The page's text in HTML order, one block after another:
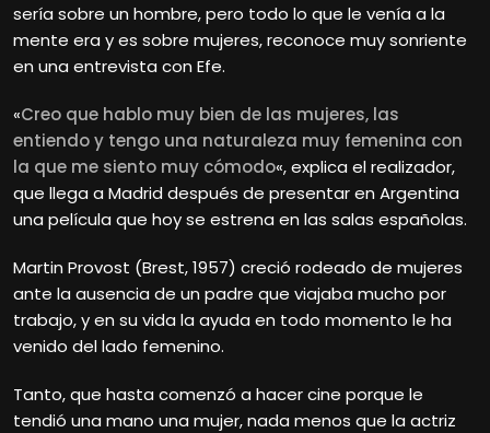
sería sobre un hombre, pero todo lo que le venía a la
mente era y es sobre mujeres, reconoce muy sonriente
en una entrevista con Efe.
«Creo que hablo muy bien de las mujeres, las
entiendo y tengo una naturaleza muy femenina con
la que me siento muy cómodo«, explica el realizador,
que llega a Madrid después de presentar en Argentina
una película que hoy se estrena en las salas españolas.
Martin Provost (Brest, 1957) creció rodeado de mujeres
ante la ausencia de un padre que viajaba mucho por
trabajo, y en su vida la ayuda en todo momento le ha
venido del lado femenino.
Tanto, que hasta comenzó a hacer cine porque le
tendió una mano una mujer, nada menos que la actriz